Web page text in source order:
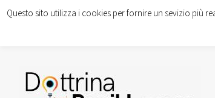
Questo sito utilizza i cookies per fornire un sevizio più